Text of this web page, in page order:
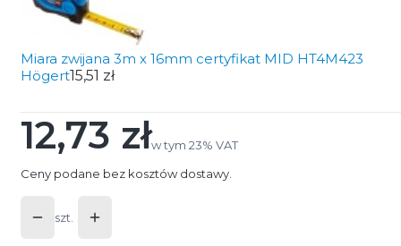
Miara zwijana 3m x 16mm certyfikat MID HT4M423
Högert15,51 zł
Cena
12,73 złw tym 23% VAT
w tym 23% VAT
Ceny podane bez kosztów dostawy.
szt.